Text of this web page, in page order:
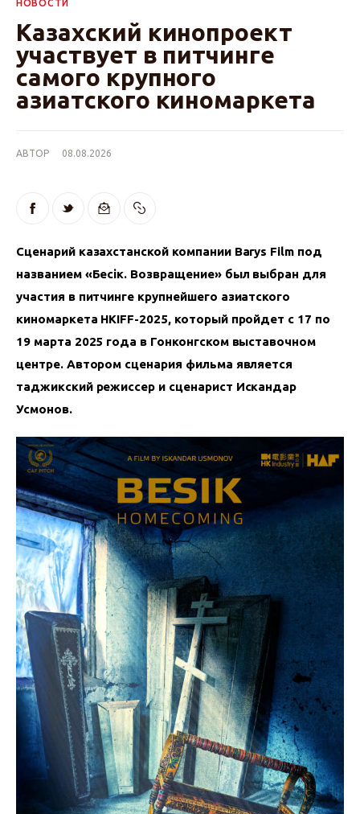
НОВОСТИ
Казахский кинопроект
участвует в питчинге
самого крупного
азиатского киномаркета
АВТОР 08.08.2026
Сценарий казахстанской компании Barys Film под
названием «Бесік. Возвращение» был выбран для
участия в питчинге крупнейшего азиатского
киномаркета HKIFF-2025, который пройдет с 17 по
19 марта 2025 года в Гонконгском выставочном
центре. Автором сценария фильма является
таджикский режиссер и сценарист Искандар
Усмонов.